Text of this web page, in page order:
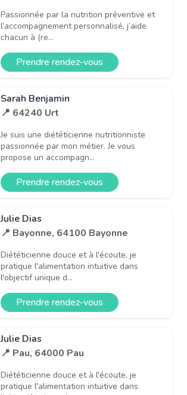
Passionnée par la nutrition préventive et
l’accompagnement personnalisé, j’aide
chacun à (re...
Prendre rendez-vous
Sarah Benjamin
📍 64240 Urt
Je suis une diététicienne nutritionniste
passionnée par mon métier. Je vous
propose un accompagn...
Prendre rendez-vous
Julie Dias
📍 Bayonne, 64100 Bayonne
Diététicienne douce et à l'écoute, je
pratique l'alimentation intuitive dans
l'objectif unique d...
Prendre rendez-vous
Julie Dias
📍 Pau, 64000 Pau
Diététicienne douce et à l'écoute, je
pratique l'alimentation intuitive dans